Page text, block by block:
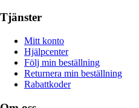
Tjänster
Mitt konto
Hjälpcenter
Följ min beställning
Returnera min beställning
Rabattkoder